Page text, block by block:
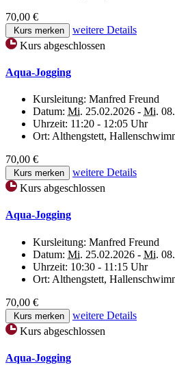
70,00 €
Kurs merken
weitere Details
Kurs abgeschlossen
Aqua-Jogging
Kursleitung: Manfred Freund
Datum: Mi. 25.02.2026 - Mi.
Uhrzeit: 11:20 - 12:05 Uhr
Ort: Althengstett,
70,00 €
Kurs merken
weitere Details
Kurs abgeschlossen
Aqua-Jogging
Kursleitung: Manfred Freund
Datum: Mi. 25.02.2026 - Mi.
Uhrzeit: 10:30 - 11:15 Uhr
Ort: Althengstett,
70,00 €
Kurs merken
weitere Details
Kurs abgeschlossen
Aqua-Jogging